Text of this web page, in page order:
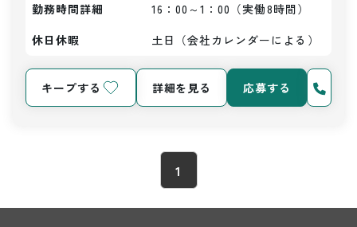
勤務時間詳細
16：00～1：00（実働8時間）
休日休暇
土日（会社カレンダーによる）
キープする 詳細を見る 応募する
1